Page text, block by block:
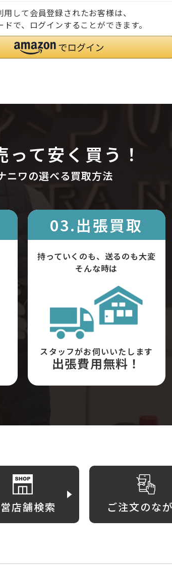
して会員登録されたお客様は、
で、ログインすることができます。
って安く買う！
ニワの選べる買取方法
03.出張買取
持っていくのも、送るのも大変
そんな時は
スタッフがお伺いいたします
出張費用無料！
店舗検索 ご注文のな